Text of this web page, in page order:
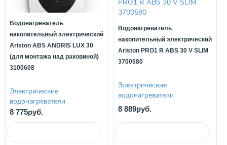
Водонагреватель
накопительный электрический
Ariston ABS ANDRIS LUX 30
(для монтажа над раковиной)
3100608
Электрические
водонагреватели
8 775руб.
Водонагреватель
накопительный электрический
Ariston PRO1 R ABS 30 V SLIM
3700580
Электрические
водонагреватели
8 889руб.